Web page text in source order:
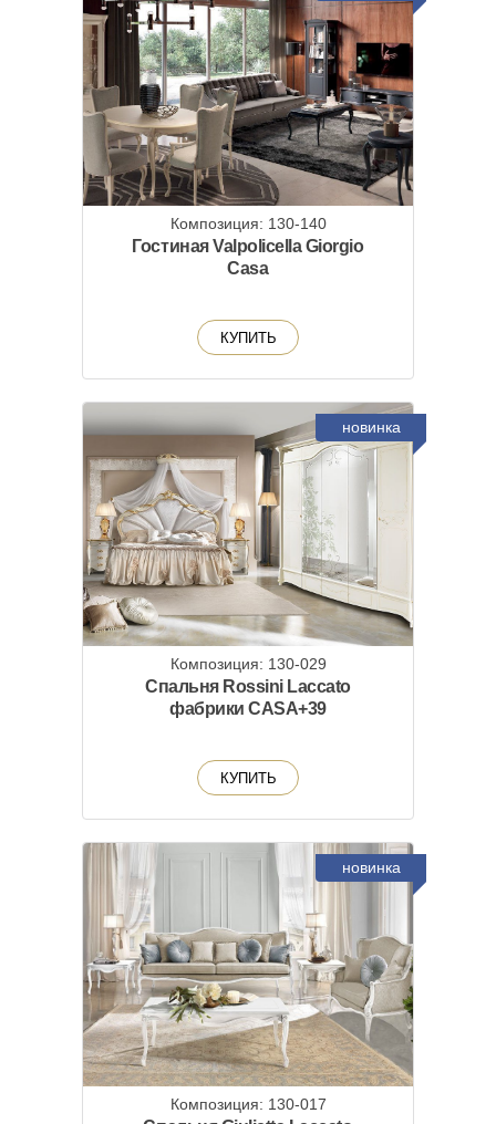
Композиция: 130-140
Гостиная Valpolicella Giorgio
Casa
КУПИТЬ
новинка
Композиция: 130-029
Спальня Rossini Laccato
фабрики CASA+39
КУПИТЬ
новинка
Композиция: 130-017